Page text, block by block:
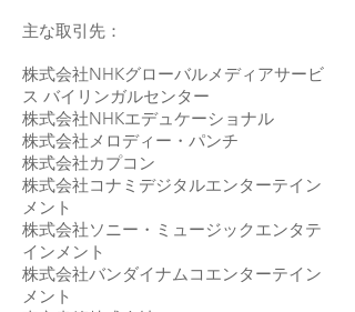
主な取引先：
株式会社NHKグローバルメディアサービ
ス バイリンガルセンター
株式会社NHKエデュケーショナル
株式会社メロディー・パンチ
株式会社カプコン
株式会社コナミデジタルエンターテイン
メント
株式会社ソニー・ミュージックエンタテ
インメント
株式会社バンダイナムコエンターテイン
メント